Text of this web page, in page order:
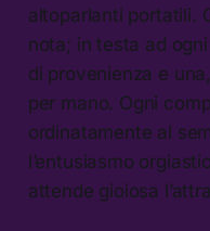
altoparlanti portatili.
nota; in testa ad
di provenienza e
per mano. Ogni
ordinatamente al
l’entusiasmo
attende gioiosa